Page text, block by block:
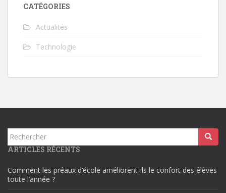
CATÉGORIES
Actualités
Technologie
Rechercher...
ARTICLES RÉCENTS
Comment les préaux d’école améliorent-ils le confort des élèves
toute l’année ?